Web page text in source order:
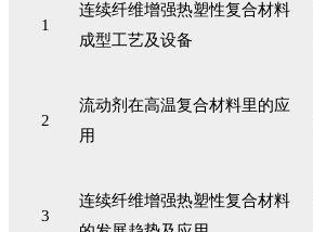
1
连续纤维增强热塑性复合材料
成型工艺及设备
2
流动剂在高温复合材料里的应
用
3
连续纤维增强热塑性复合材料